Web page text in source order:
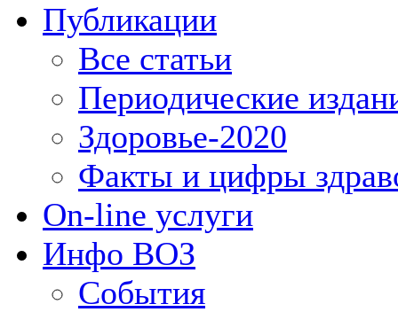
Публикации
Все статьи
Периодические
Здоровье-2020
Факты и цифры
On-line услуги
Инфо ВОЗ
События